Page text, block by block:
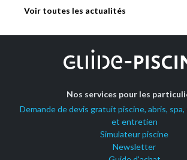
Voir toutes les actualités
Nos services pour les
Demande de devis gratuit piscine, abris, spa,
et entretien
Simulateur piscine
Newsletter